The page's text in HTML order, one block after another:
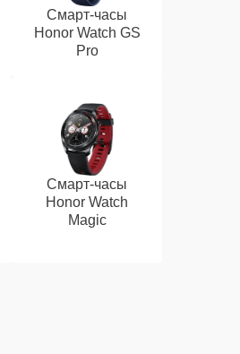
Смарт-часы
Honor Watch GS
Pro
Смарт-часы
Honor Watch
Magic